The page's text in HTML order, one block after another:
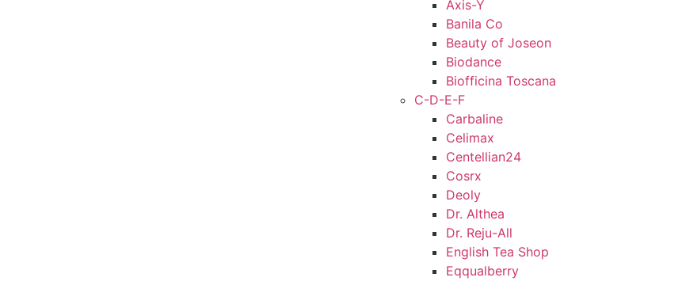
Axis-Y
Banila Co
Beauty of Joseon
Biodance
Biofficina Toscana
C-D-E-F
Carbaline
Celimax
Centellian24
Cosrx
Deoly
Dr. Althea
Dr. Reju-All
English Tea Shop
Eqqualberry